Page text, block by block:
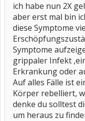
ich habe nun 2X
aber erst mal bin
diese Symptome
Symptome
grippaler Infekt
Erkrankung oder
Auf alles Fälle ist
Körper rebelliert,
denke du solltest
um heraus zu